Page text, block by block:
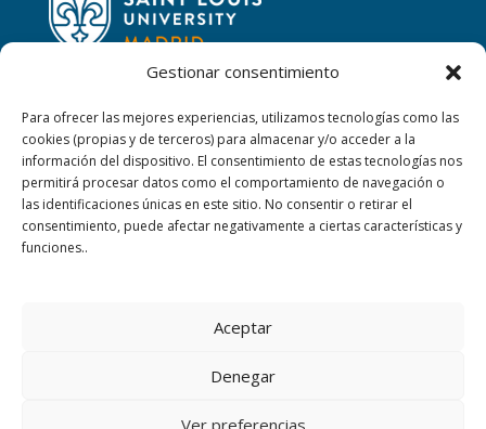
Gestionar consentimiento
Para ofrecer las mejores experiencias, utilizamos tecnologías como las
cookies (propias y de terceros) para almacenar y/o acceder a la
información del dispositivo. El consentimiento de estas tecnologías nos
permitirá procesar datos como el comportamiento de navegación o
las identificaciones únicas en este sitio. No consentir o retirar el
consentimiento, puede afectar negativamente a ciertas características y
funciones..
Aceptar
Denegar
Ver preferencias
CONTACTAR
Calle San Ignacio, 2,
06220 Villafranca de los Barros (Badajoz)
sanjosevillafranca@fundacionloyola.es